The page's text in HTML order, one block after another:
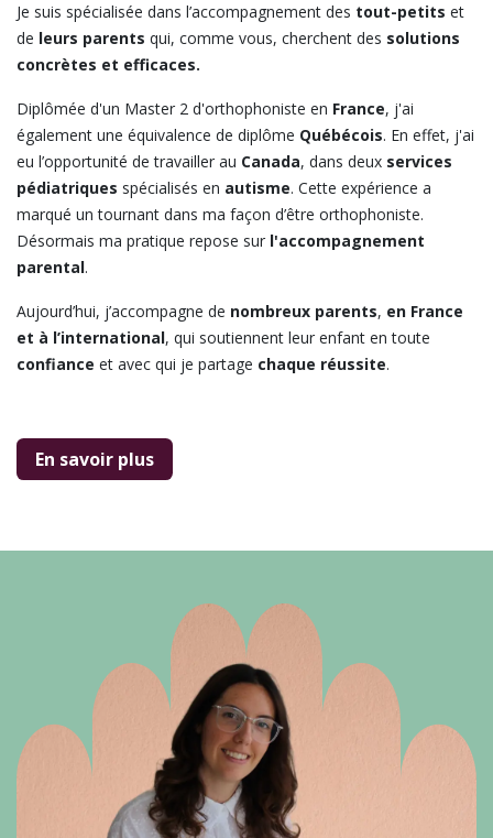
Je suis spécialisée dans l’accompagnement des tout-petits et
de leurs parents qui, comme vous, cherchent des solutions
concrètes et efficaces.
Diplômée d'un Master 2 d'orthophoniste en France, j'ai
également une équivalence de diplôme Québécois. En effet, j'ai
eu l’opportunité de travailler au Canada, dans deux services
pédiatriques spécialisés en autisme. Cette expérience a
marqué un tournant dans ma façon d’être orthophoniste.
Désormais ma pratique repose sur l'accompagnement
parental.
Aujourd’hui, j’accompagne de nombreux parents, en France
et à l’international, qui soutiennent leur enfant en toute
confiance et avec qui je partage chaque réussite.
En savoir plus